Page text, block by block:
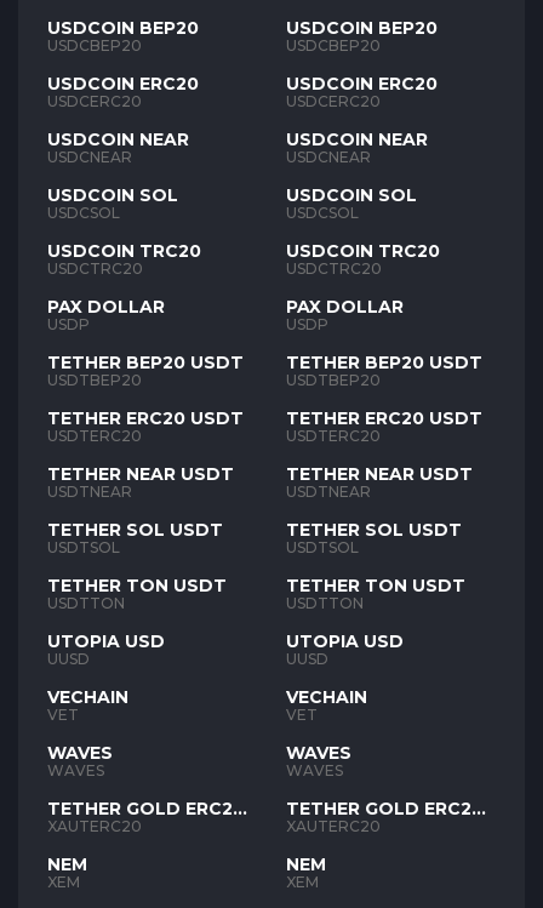
USDCOIN BEP20
USDCBEP20
USDCOIN ERC20
USDCERC20
USDCOIN NEAR
USDCNEAR
USDCOIN SOL
USDCSOL
USDCOIN TRC20
USDCTRC20
PAX DOLLAR
USDP
TETHER BEP20 USDT
USDTBEP20
TETHER ERC20 USDT
USDTERC20
TETHER NEAR USDT
USDTNEAR
TETHER SOL USDT
USDTSOL
TETHER TON USDT
USDTTON
UTOPIA USD
UUSD
VECHAIN
VET
WAVES
WAVES
TETHER GOLD ERC20
XAUT
XAUTERC20
NEM
XEM
USDCOIN BEP20
USDCBEP20
USDCOIN ERC20
USDCERC20
USDCOIN NEAR
USDCNEAR
USDCOIN SOL
USDCSOL
USDCOIN TRC20
USDCTRC20
PAX DOLLAR
USDP
TETHER BEP20 USDT
USDTBEP20
TETHER ERC20 USDT
USDTERC20
TETHER NEAR USDT
USDTNEAR
TETHER SOL USDT
USDTSOL
TETHER TON USDT
USDTTON
UTOPIA USD
UUSD
VECHAIN
VET
WAVES
WAVES
TETHER GOLD ERC20
XAUT
XAUTERC20
NEM
XEM